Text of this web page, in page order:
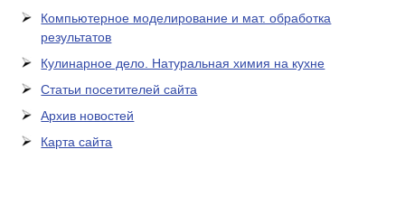
Компьютерное моделирование и мат. обработка
результатов
Кулинарное дело. Натуральная химия на кухне
Статьи посетителей сайта
Архив новостей
Карта сайта